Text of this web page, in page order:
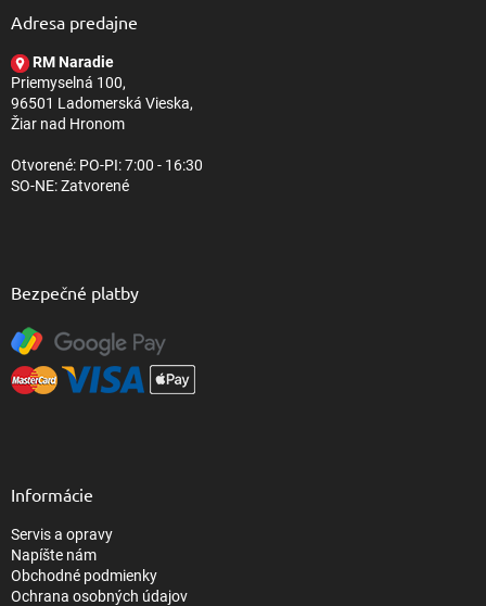
Adresa predajne
RM Naradie
Priemyselná 100,
96501 Ladomerská Vieska,
Žiar nad Hronom
Otvorené: PO-PI: 7:00 - 16:30
SO-NE: Zatvorené
Bezpečné platby
Informácie
Servis a opravy
Napíšte nám
Obchodné podmienky
Ochrana osobných údajov